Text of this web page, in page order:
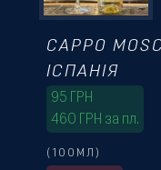
(100МЛ)
CAPPO
ІСПАНІЯ
95
ГРН
460 ГРН за пл.